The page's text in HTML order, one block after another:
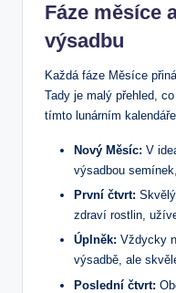
Fáze měsíce
výsadbu
Každá fáze Měsíce
Tady je malý přehled,
tímto lunárním
Nový Měsíc: V
výsadbou
První čtvrt:
zdraví rostlin,
Úplněk: Vždycky
výsadbě, ale
Poslední čtvrt: